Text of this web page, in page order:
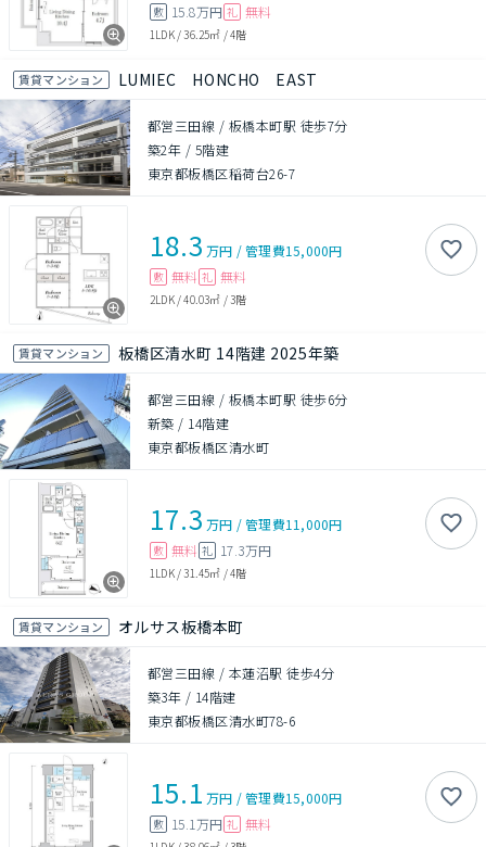
敷 15.8万円 礼 無料
1LDK/36.25㎡ /4階
賃貸マンション LUMIEC HONCHO EAST
都営三田線 / 板橋本町駅 徒歩7分
築2年 / 5階建
東京都板橋区稲荷台26-7
18.3 万円 /管理費15,000円
敷 無料 礼 無料
2LDK/40.03㎡ /3階
賃貸マンション 板橋区清水町 14階建 2025年築
都営三田線 / 板橋本町駅 徒歩6分
新築 / 14階建
東京都板橋区清水町
17.3 万円 /管理費11,000円
敷 無料 礼 17.3万円
1LDK/31.45㎡ /4階
賃貸マンション オルサス板橋本町
都営三田線 / 本蓮沼駅 徒歩4分
築3年 / 14階建
東京都板橋区清水町78-6
15.1 万円 /管理費15,000円
敷 15.1万円 礼 無料